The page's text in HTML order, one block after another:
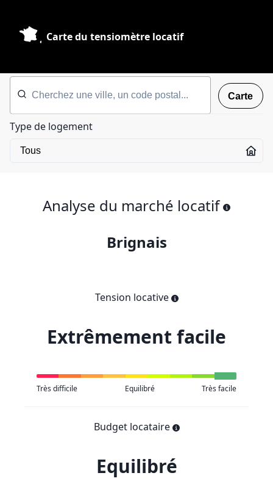
Carte du tensiomètre locatif
Carte
Type de logement
Analyse du marché locatif
Brignais
Tension locative
Extrêmement facile
Très difficile Equilibré Très facile
Budget locataire
Equilibré